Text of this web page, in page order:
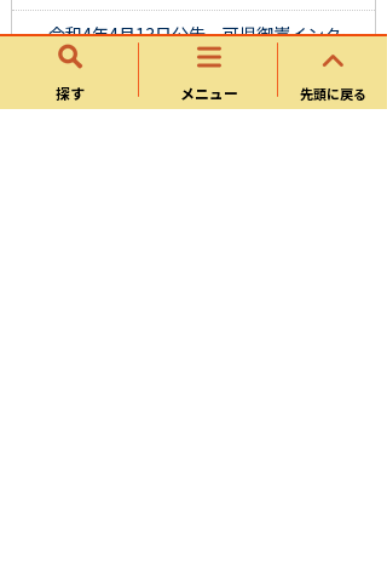
探す メニュー 先頭に戻る
令和4年4月13日公告 可児御嵩インター
チェンジ工業団地（第一工区）造成